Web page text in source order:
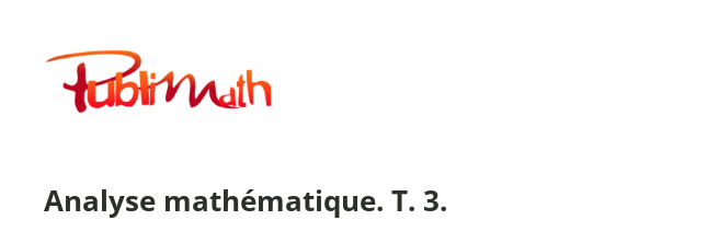
contenuPublimath
Analyse mathématique. T. 3.